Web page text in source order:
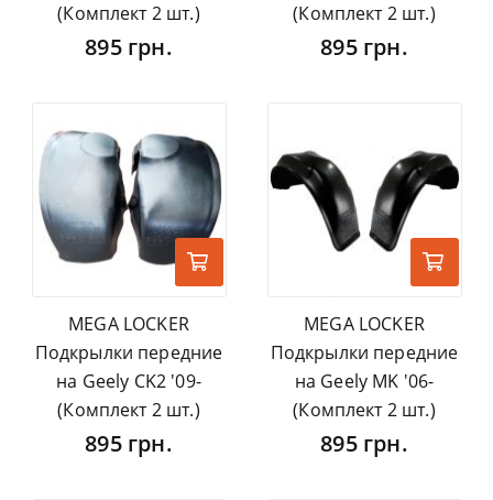
(Комплект 2 шт.)
895 грн.
(Комплект 2 шт.)
895 грн.
MEGA LOCKER
Подкрылки передние
на Geely CK2 '09-
(Комплект 2 шт.)
895 грн.
MEGA LOCKER
Подкрылки передние
на Geely MK '06-
(Комплект 2 шт.)
895 грн.